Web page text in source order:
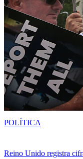
Reino Unido registra
POLÍTICA